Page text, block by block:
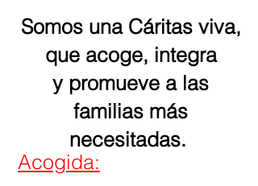
Somos una Cáritas viva,
que acoge, integra
y promueve a las
familias más
necesitadas.
Acogida: